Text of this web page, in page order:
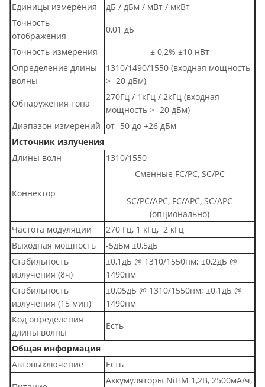
Единицы измерения
дБ / дБм / мВт / мкВт
Точность
отображения
0,01 дБ
Точность измерения
± 0,2% ±10 нВт
Определение длины
волны
1310/1490/1550 (входная мощность
> -20 дБм)
Обнаружения тона
270Гц / 1кГц / 2кГц (входная
мощность > -20 дБм)
Диапазон измерений от -50 до +26 дБм
Источник излучения
Длины волн
1310/1550
Коннектор
Сменные FC/PC, SC/PC
SC/PC/APC, FC/APC, SC/APC
(опционально)
Частота модуляции
270 Гц, 1 кГц, 2 кГц
Выходная мощность
-5дБм ±0,5дБ
Стабильность
излучения (8ч)
±0,1дБ @ 1310/1550нм; ±0,2дБ @
1490нм
Стабильность
излучения (15 мин)
±0,05дБ @ 1310/1550нм; ±0,1дБ @
1490нм
Код определения
длины волны
Есть
Общая информация
Автовыключение
Есть
Аккумуляторы NiHM 1,2В, 2500мА/ч,